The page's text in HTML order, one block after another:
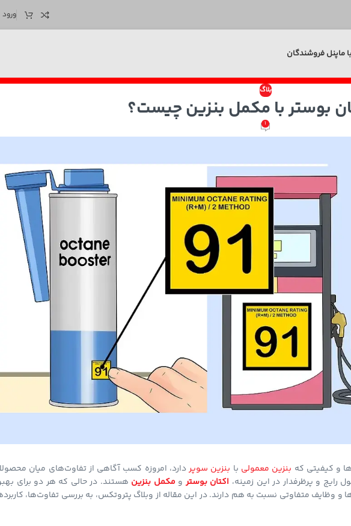
ماپنل فروشندگان
بلاگ
بوستر با مکمل بنزین چیست؟
1
و کیفیتی که بنزین معمولی با بنزین سوپردارد، امروزه کسب آگاهی از تفاوت‌های میان
و پرظرفدار در این زمینه، اکتان بوستر و مکمل بنزین هستند. در حالی که هر دو برای
وظایف متفاوتی نسبت به هم دارند. در این مقاله از وبلاگ پتروتکس، به بررسی تفاوت‌ها،